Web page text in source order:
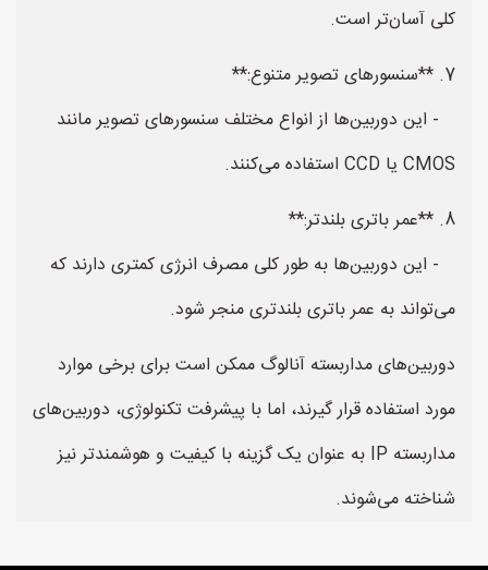
کلی آسان‌تر است.
7. **سنسورهای تصویر متنوع:**
- این دوربین‌ها از انواع مختلف سنسورهای تصویر مانند
CMOS یا CCD استفاده می‌کنند.
8. **عمر باتری بلندتر:**
- این دوربین‌ها به طور کلی مصرف انرژی کمتری دارند که
می‌تواند به عمر باتری بلندتری منجر شود.
دوربین‌های مداربسته آنالوگ ممکن است برای برخی موارد
مورد استفاده قرار گیرند، اما با پیشرفت تکنولوژی، دوربین‌های
مداربسته IP به عنوان یک گزینه با کیفیت و هوشمندتر نیز
شناخته می‌شوند.